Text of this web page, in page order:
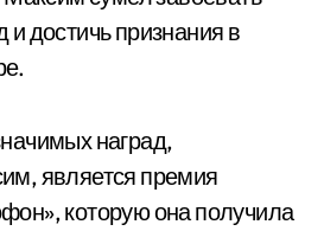
и достичь признания в
наград,
является премия
которую она получила